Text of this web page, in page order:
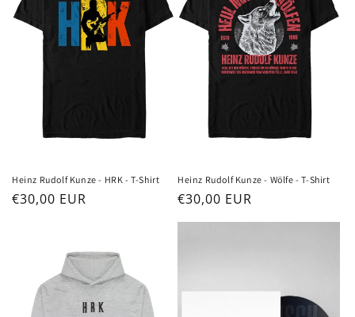
Heinz Rudolf Kunze - HRK - T-Shirt
Normaler
€30,00 EUR
Heinz Rudolf Kunze - Wölfe - T-Shirt
Normaler
Preis
€30,00 EUR